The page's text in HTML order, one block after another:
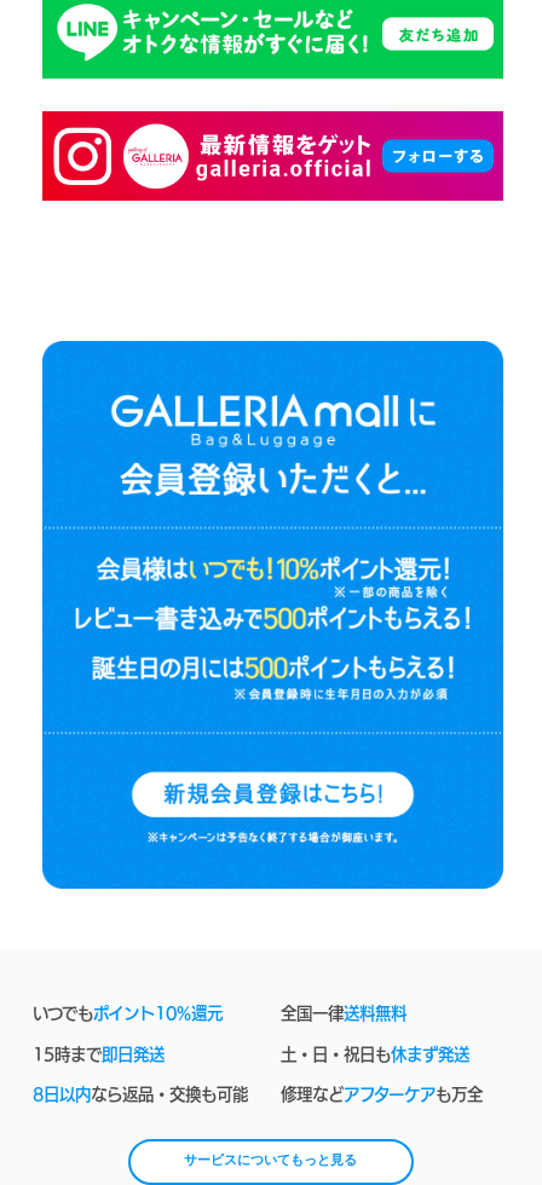
いつでもポイント10%還元 全国一律送料無料
15時まで即日発送 土・日・祝日も休まず発送
8日以内なら返品・交換も可能 修理などアフターケアも万全
サービスについてもっと見る